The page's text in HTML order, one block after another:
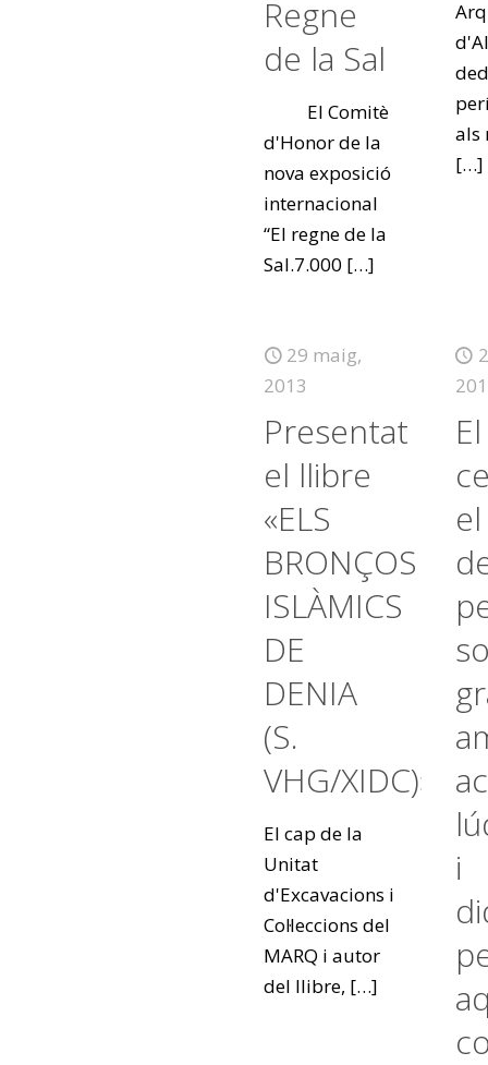
Regne
de la Sal
El Comitè
d'Honor de la
nova exposició
internacional
“El regne de la
Sal.7.000 […]
als
[…]
29 maig,
2013
Presentat
el llibre
«ELS
BRONÇOS
ISLÀMICS
DE
DENIA
(S.
VHG/XIDC)»
El cap de la
Unitat
d'Excavacions i
Col·leccions del
MARQ i autor
del llibre, […]
i